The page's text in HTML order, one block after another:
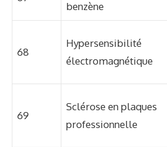
benzène
68
Hypersensibilité
électromagnétique
69
Sclérose en plaques
professionnelle